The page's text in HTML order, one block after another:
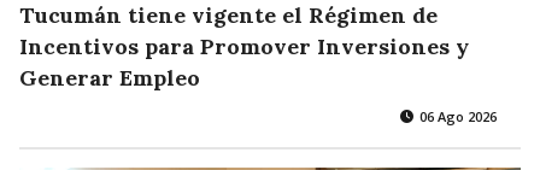
Tucumán tiene vigente el Régimen de
Incentivos para Promover Inversiones y
Generar Empleo
06 Ago 2026